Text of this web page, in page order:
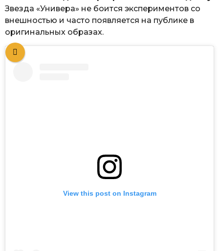
Звезда «Универа» не боится экспериментов со
внешностью и часто появляется на публике в
оригинальных образах.
View this post on Instagram